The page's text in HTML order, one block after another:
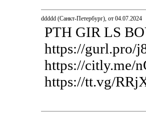
ddddd (Санкт-Петербург), от 04.07.2024
PTH GIR LS
https://gurl.pro/
https://citly.me/
https://tt.vg/